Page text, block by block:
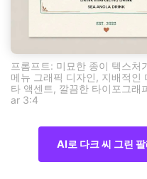
프롬프트: 미묘한 종이 텍스
메뉴 그래픽 디자인, 지배적인
타 액센트, 깔끔한 타이포그
ar 3:4
AI로 다크 씨 그린